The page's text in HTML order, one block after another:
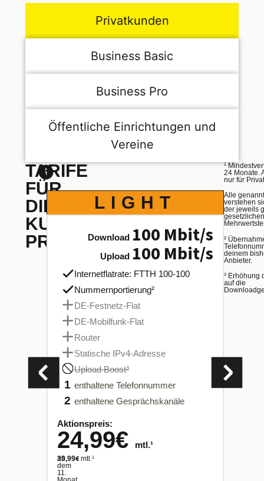
Privatkunden
Business Basic
Business Pro
Öffentliche Einrichtungen und
Vereine
TARIFE
FÜR
DIE
KUNDENGRUPPE
PRIVATKUNDEN
LIGHT
Download 100 Mbit/s
Upload 100 Mbit/s
Internetflatrate: FTTH 100-100
Nummernportierung²
DE-Festnetz-Flat
DE-Mobilfunk-Flat
Router
Statische IPv4-Adresse
Upload Boost³
1 enthaltene Telefonnummer
2 enthaltene Gesprächskanäle
Aktionspreis:
24,99€ mtl.¹
ab
dem
11.
39,99€mtl.¹
¹
24 Monate.
nur für
Alle
verstehen
der jeweils
²
deinem
Anbieter.
³ Erhöhung
auf die